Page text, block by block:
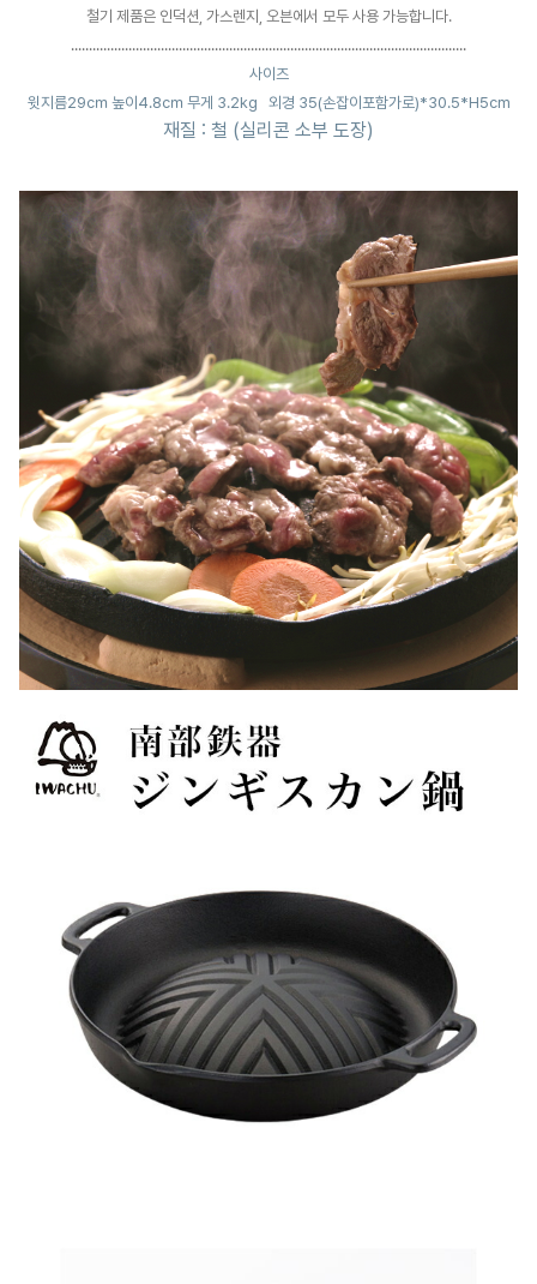
철기 제품은 인덕션, 가스렌지, 오븐에서 모두 사용 가능합니다.
..............................................................................................................
사이즈
윗지름29㎝ 높이4.8㎝ 무게 3.2kg
외경 35(손잡이포함가로)*30.5*H5cm
재질 : 철 (실리콘 소부 도장)